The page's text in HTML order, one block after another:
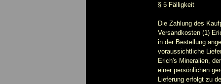
§ 5 Fälligkeit
Die Zahlung des
Versandkosten (1)
in der Bestellung
voraussichtliche
Erich's Mineralien,
einer persönlichen
Lieferung erfolgt zu